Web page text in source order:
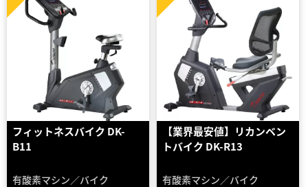
フィットネスバイク DK-
B11
有酸素マシン／バイク
【業界最安値】リカンベン
トバイク DK-R13
有酸素マシン／バイク